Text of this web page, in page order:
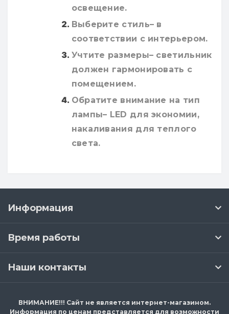
освещение.
Выберите стиль– в
соответствии с интерьером.
Учтите размеры– светильник
должен гармонировать с
помещением.
Обратите внимание на тип
лампы– LED для экономии,
накаливания для теплого
света.
Информация
Время работы
Наши контакты
ВНИМАНИЕ!!! Сайт не является интернет-магазином.
Информация по ценам представляется для возможности